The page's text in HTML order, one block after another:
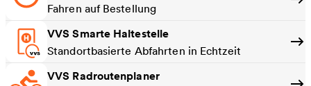
Fahren auf Bestellung
VVS Smarte Haltestelle
Standortbasierte Abfahrten in Echtzeit
VVS Radroutenplaner